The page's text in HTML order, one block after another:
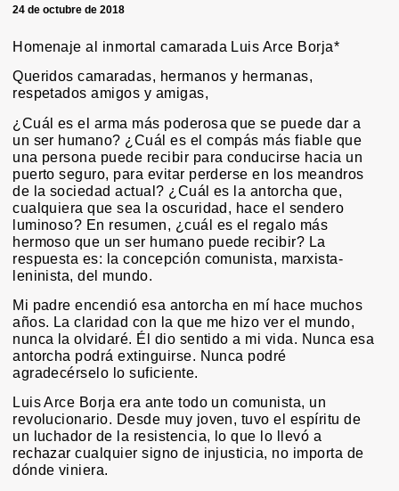
24 de octubre de 2018
Homenaje al inmortal camarada Luis Arce Borja*
Queridos camaradas, hermanos y hermanas,
respetados amigos y amigas,
¿Cuál es el arma más poderosa que se puede dar a
un ser humano? ¿Cuál es el compás más fiable que
una persona puede recibir para conducirse hacia un
puerto seguro, para evitar perderse en los meandros
de la sociedad actual? ¿Cuál es la antorcha que,
cualquiera que sea la oscuridad, hace el sendero
luminoso? En resumen, ¿cuál es el regalo más
hermoso que un ser humano puede recibir? La
respuesta es: la concepción comunista, marxista-
leninista, del mundo.
Mi padre encendió esa antorcha en mí hace muchos
años. La claridad con la que me hizo ver el mundo,
nunca la olvidaré. Él dio sentido a mi vida. Nunca esa
antorcha podrá extinguirse. Nunca podré
agradecérselo lo suficiente.
Luis Arce Borja era ante todo un comunista, un
revolucionario. Desde muy joven, tuvo el espíritu de
un luchador de la resistencia, lo que lo llevó a
rechazar cualquier signo de injusticia, no importa de
dónde viniera.